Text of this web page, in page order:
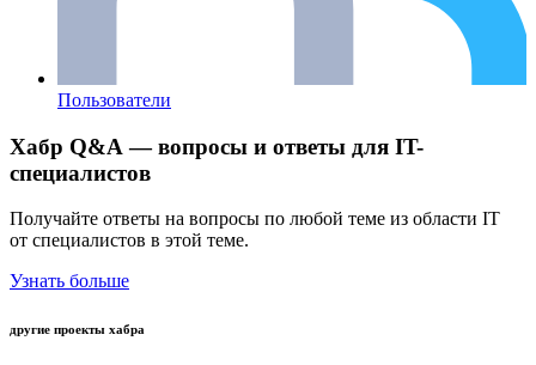
Пользователи
Хабр Q&A — вопросы и ответы для IT-
специалистов
Получайте ответы на вопросы по любой теме из области IT
от специалистов в этой теме.
Узнать больше
другие проекты хабра